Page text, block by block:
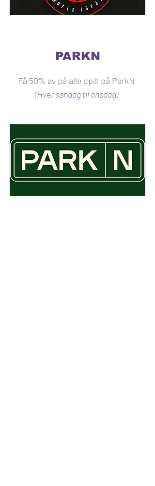
PARKN
Få 50% av på alle spill på ParkN
(Hver søndag til onsdag)